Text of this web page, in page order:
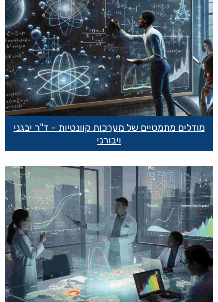
מודלים מתמטיים של מערכות קוונטיות - ד"ר יבגני
ויבורני